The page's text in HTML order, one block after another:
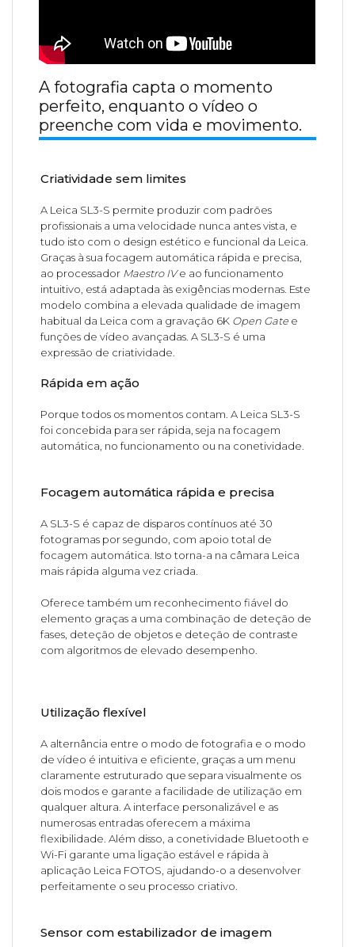
A fotografia capta o momento
perfeito, enquanto o vídeo o
preenche com vida e movimento.
Criatividade sem limites
A Leica SL3-S permite produzir com padrões
profissionais a uma velocidade nunca antes vista, e
tudo isto com o design estético e funcional da Leica.
Graças à sua focagem automática rápida e precisa,
ao processador Maestro IVe ao funcionamento
intuitivo, está adaptada às exigências modernas. Este
modelo combina a elevada qualidade de imagem
habitual da Leica com a gravação 6K Open Gate e
funções de vídeo avançadas. A SL3-S é uma
expressão de criatividade.
Rápida em ação
Porque todos os momentos contam. A Leica SL3-S
foi concebida para ser rápida, seja na focagem
automática, no funcionamento ou na conetividade.
Focagem automática rápida e precisa
A SL3-S é capaz de disparos contínuos até 30
fotogramas por segundo, com apoio total de
focagem automática. Isto torna-a na câmara Leica
mais rápida alguma vez criada.
Oferece também um reconhecimento fiável do
elemento graças a uma combinação de deteção de
fases, deteção de objetos e deteção de contraste
com algoritmos de elevado desempenho.
Utilização flexível
A alternância entre o modo de fotografia e o modo
de vídeo é intuitiva e eficiente, graças a um menu
claramente estruturado que separa visualmente os
dois modos e garante a facilidade de utilização em
qualquer altura. A interface personalizável e as
numerosas entradas oferecem a máxima
flexibilidade. Além disso, a conetividade Bluetooth e
Wi-Fi garante uma ligação estável e rápida à
aplicação Leica FOTOS, ajudando-o a desenvolver
perfeitamente o seu processo criativo.
Sensor com estabilizador de imagem